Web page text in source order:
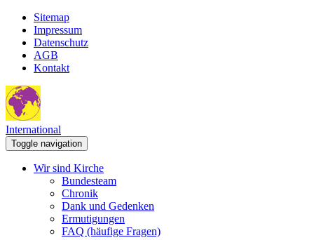
Sitemap
Impressum
Datenschutz
AGB
Kontakt
International
Toggle navigation
Wir sind Kirche
Bundesteam
Chronik
Dank und Gedenken
Ermutigungen
FAQ (häufige Fragen)